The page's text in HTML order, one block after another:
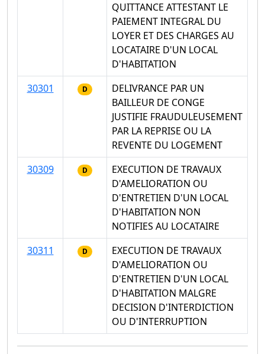
QUITTANCE ATTESTANT LE
PAIEMENT INTEGRAL DU
LOYER ET DES CHARGES AU
LOCATAIRE D'UN LOCAL
D'HABITATION
30301
D
DELIVRANCE PAR UN
BAILLEUR DE CONGE
JUSTIFIE FRAUDULEUSEMENT
PAR LA REPRISE OU LA
REVENTE DU LOGEMENT
30309
D
EXECUTION DE TRAVAUX
D'AMELIORATION OU
D'ENTRETIEN D'UN LOCAL
D'HABITATION NON
NOTIFIES AU LOCATAIRE
30311
D
EXECUTION DE TRAVAUX
D'AMELIORATION OU
D'ENTRETIEN D'UN LOCAL
D'HABITATION MALGRE
DECISION D'INTERDICTION
OU D'INTERRUPTION